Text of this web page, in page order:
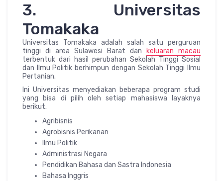
3. Universitas
Tomakaka
Universitas Tomakaka adalah salah satu perguruan
tinggi di area Sulawesi Barat dan
keluaran macau
terbentuk dari hasil perubahan Sekolah Tinggi Sosial
dan Ilmu Politik berhimpun dengan Sekolah Tinggi Ilmu
Pertanian.
Ini Universitas menyediakan beberapa program studi
yang bisa di pilih oleh setiap mahasiswa layaknya
berikut.
Agribisnis
Agrobisnis Perikanan
Ilmu Politik
Administrasi Negara
Pendidikan Bahasa dan Sastra Indonesia
Bahasa Inggris